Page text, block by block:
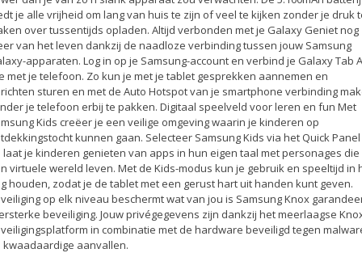
je alle vrijheid om lang van huis te zijn of veel te kijken zonder je druk
over tussentijds opladen. Altijd verbonden met je Galaxy Geniet nog
van het leven dankzij de naadloze verbinding tussen jouw Samsung
apparaten. Log in op je Samsung-account en verbind je Galaxy Tab
met je telefoon. Zo kun je met je tablet gesprekken aannemen en
sturen en met de Auto Hotspot van je smartphone verbinding
je telefoon erbij te pakken. Digitaal speelveld voor leren en fun Met
Kids creëer je een veilige omgeving waarin je kinderen op
kunnen gaan. Selecteer Samsung Kids via het Quick Panel
laat je kinderen genieten van apps in hun eigen taal met personages die
virtuele wereld leven. Met de Kids-modus kun je gebruik en speeltijd in
houden, zodat je de tablet met een gerust hart uit handen kunt geven.
op elk niveau beschermt wat van jou is Samsung Knox
beveiliging. Jouw privégegevens zijn dankzij het meerlaagse
in combinatie met de hardware beveiligd tegen
kwaadaardige aanvallen.